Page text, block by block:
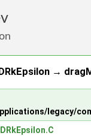
Foundation
→
legacy/